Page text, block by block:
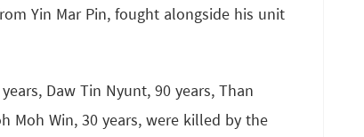
Yin Mar Pin, fought alongside his unit
Daw Tin Nyunt, 90 years, Than
Moh Win, 30 years, were killed by the